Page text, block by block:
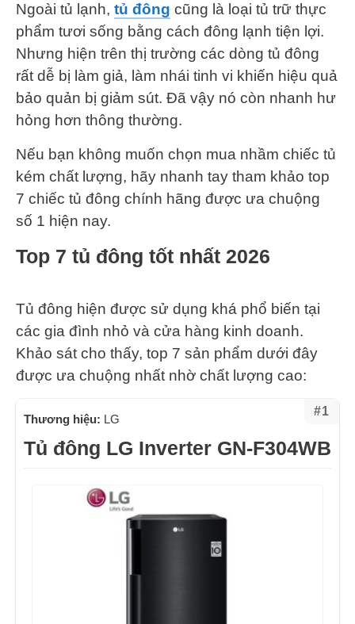
Ngoài tủ lạnh, tủ đông cũng là loại tủ trữ thực
phẩm tươi sống bằng cách đông lạnh tiện lợi.
Nhưng hiện trên thị trường các dòng tủ đông
rất dễ bị làm giả, làm nhái tinh vi khiến hiệu quả
bảo quản bị giảm sút. Đã vậy nó còn nhanh hư
hỏng hơn thông thường.
Nếu bạn không muốn chọn mua nhầm chiếc tủ
kém chất lượng, hãy nhanh tay tham khảo top
7 chiếc tủ đông chính hãng được ưa chuộng
số 1 hiện nay.
Top 7 tủ đông tốt nhất 2026
Tủ đông hiện được sử dụng khá phổ biến tại
các gia đình nhỏ và cửa hàng kinh doanh.
Khảo sát cho thấy, top 7 sản phẩm dưới đây
được ưa chuộng nhất nhờ chất lượng cao:
#1
Thương hiệu: LG
Tủ đông LG Inverter GN-F304WB